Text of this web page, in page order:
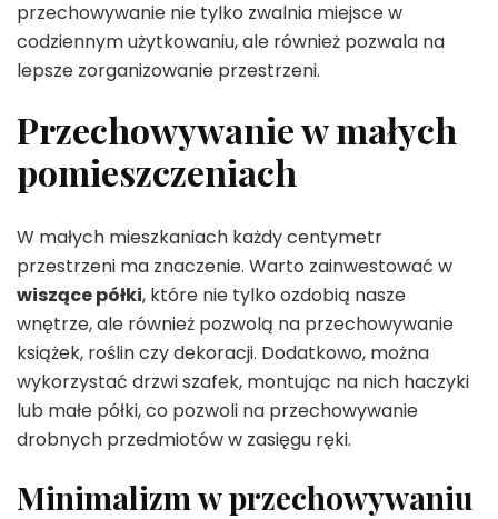
przechowywanie nie tylko zwalnia miejsce w
codziennym użytkowaniu, ale również pozwala na
lepsze zorganizowanie przestrzeni.
Przechowywanie w małych
pomieszczeniach
W małych mieszkaniach każdy centymetr
przestrzeni ma znaczenie. Warto zainwestować w
wiszące półki, które nie tylko ozdobią nasze
wnętrze, ale również pozwolą na przechowywanie
książek, roślin czy dekoracji. Dodatkowo, można
wykorzystać drzwi szafek, montując na nich haczyki
lub małe półki, co pozwoli na przechowywanie
drobnych przedmiotów w zasięgu ręki.
Minimalizm w przechowywaniu